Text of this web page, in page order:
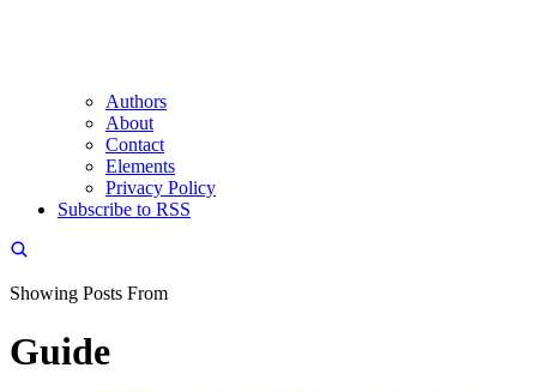
Authors
About
Contact
Elements
Privacy Policy
Subscribe to RSS
Showing Posts From
Guide